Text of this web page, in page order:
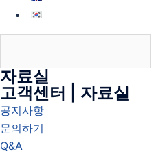
자료실
고객센터 | 자료실
공지사항
문의하기
Q&A